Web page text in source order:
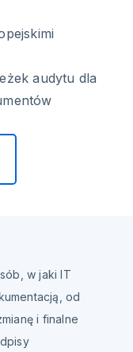
audytu dla
w jaki IT
od
i finalne